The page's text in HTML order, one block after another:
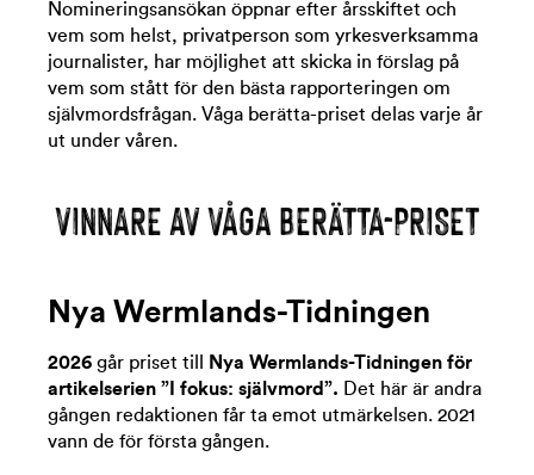
Nomineringsansökan öppnar efter årsskiftet och
vem som helst, privatperson som yrkesverksamma
journalister, har möjlighet att skicka in förslag på
vem som stått för den bästa rapporteringen om
självmordsfrågan. Våga berätta-priset delas varje år
ut under våren.
VINNARE AV VÅGA BERÄTTA-PRISET
Nya Wermlands-Tidningen
2026 går priset till
Nya Wermlands-Tidningen för
artikelserien ”I fokus: självmord”. Det här är andra
gången redaktionen får ta emot utmärkelsen. 2021
vann de för första gången.